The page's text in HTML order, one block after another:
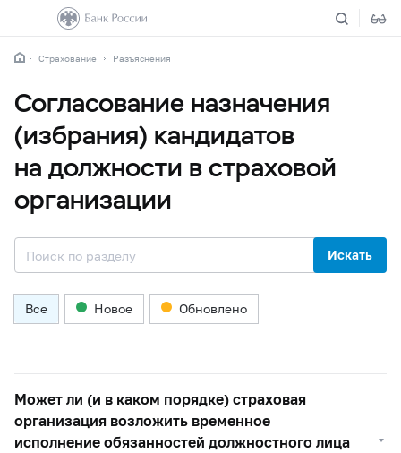
Страхование Разъяснения
Согласование назначения
(избрания) кандидатов
на должности в страховой
организации
Искать
Все Новое Обновлено
Может ли (и в каком порядке) страховая
организация возложить временное
исполнение обязанностей должностного лица